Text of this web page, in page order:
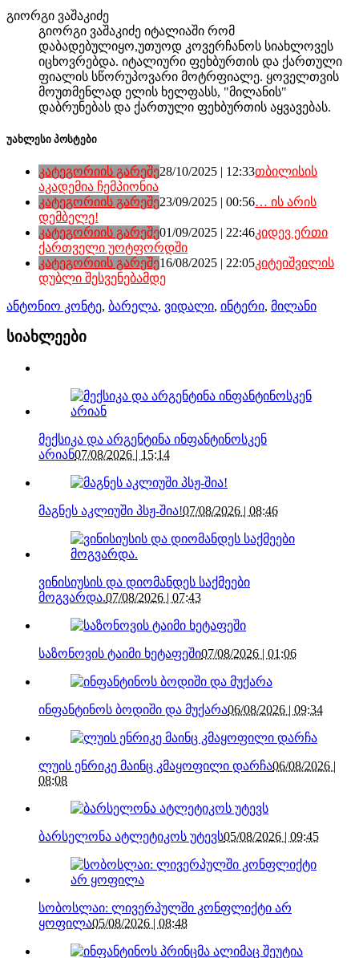
გიორგი ვაშაკიძე
გიორგი ვაშაკიძე იტალიაში რომ
დაბადებულიყო,უთუოდ კოვერჩანოს სიახლოვეს
იცხოვრებდა. იტალიური ფეხბურთის და ქართული
ფიალის სწორუპოვარი მოტრფიალე. ყოველთვის
მოუთმენლად ელის ხელფასს, "მილანის"
დაბრუნებას და ქართული ფეხბურთის აყვავებას.
უახლესი პოსტები
კატეგორიის გარეშე28/10/2025 | 12:33თბილისის
აკადემია ჩემპიონია
კატეგორიის გარეშე23/09/2025 | 00:56… ის არის
დემბელე!
კატეგორიის გარეშე01/09/2025 | 22:46კიდევ ერთი
ქართველი უოტფორდში
კატეგორიის გარეშე16/08/2025 | 22:05კიტეიშვილის
დუბლი შესვენებამდე
ანტონიო კონტე, ბარელა, ვიდალი, ინტერი, მილანი
სიახლეები
მექსიკა და არგენტინა ინფანტინოსკენ
არიან07/08/2026 | 15:14
მაგნეს აკლიუში პსჟ-შია!07/08/2026 | 08:46
ვინისიუსის და დიომანდეს საქმეები
მოგვარდა.07/08/2026 | 07:43
საზონოვის ტაიმი ხეტაფეში07/08/2026 | 01:06
ინფანტინოს ბოდიში და მუქარა06/08/2026 | 09:34
ლუის ენრიკე მაინც კმაყოფილი დარჩა06/08/2026 |
08:08
ბარსელონა ატლეტიკოს უტევს05/08/2026 | 09:45
სობოსლაი: ლივერპულში კონფლიქტი არ
ყოფილა05/08/2026 | 08:48